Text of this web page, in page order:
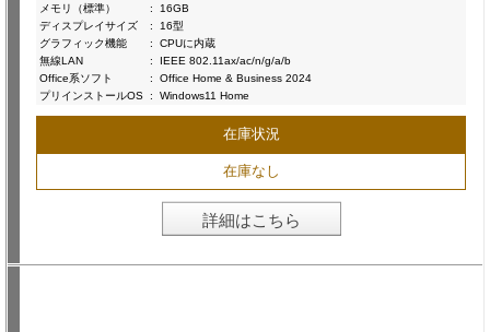
メモリ（標準）
:
16GB
ディスプレイサイズ
:
16型
グラフィック機能
:
CPUに内蔵
無線LAN
:
IEEE 802.11ax/ac/n/g/a/b
Office系ソフト
:
Office Home & Business 2024
プリインストールOS : Windows11 Home
在庫状況
在庫なし
詳細はこちら